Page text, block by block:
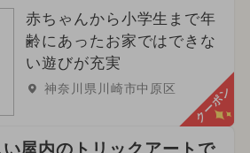
赤ちゃんから小学生まで年
齢にあったお家ではできな
い遊びが充実
神奈川県川崎市中原区 クーポン
屋内のトリックアートで